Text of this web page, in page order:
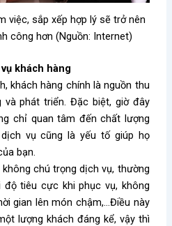
việc, sắp xếp hợp lý sẽ trở nên
công hơn (Nguồn: Internet)
khách hàng
khách hàng chính là nguồn thu
và phát triển. Đặc biệt, giờ đây
chỉ quan tâm đến chất lượng
vụ cũng là yếu tố giúp họ
bạn.
không chú trọng dịch vụ, thường
tiêu cực khi phục vụ, không
gian lên món chậm,…Điều này
lượng khách đáng kể, vậy thì